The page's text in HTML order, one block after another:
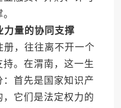
力量的协同支撑
，往往离不开一个
。在渭南，这一生
首先是国家知识产
它们是法定权力的